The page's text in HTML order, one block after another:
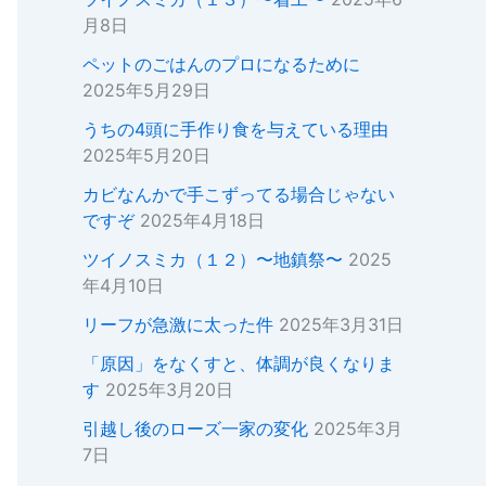
月8日
ペットのごはんのプロになるために
2025年5月29日
うちの4頭に手作り食を与えている理由
2025年5月20日
カビなんかで手こずってる場合じゃない
ですぞ 2025年4月18日
ツイノスミカ（１２）〜地鎮祭〜 2025
年4月10日
リーフが急激に太った件 2025年3月31日
「原因」をなくすと、体調が良くなりま
す 2025年3月20日
引越し後のローズ一家の変化 2025年3月
7日